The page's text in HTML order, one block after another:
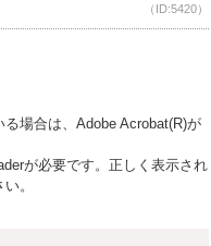
（ID:5420）
場合は、Adobe Acrobat(R)が
が必要です。正しく表示され
。